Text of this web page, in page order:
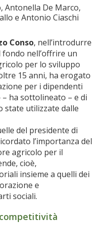
Antonella De Marco,
e Antonio Ciaschi
Conso, nell’introdurre
nell’offrire un
per lo sviluppo
15 anni, ha erogato
per i dipendenti
ha sottolineato – e di
state utilizzate dalle
del presidente di
l’importanza del
agricolo per il
cioè,
insieme a quelli dei
e
sociali.